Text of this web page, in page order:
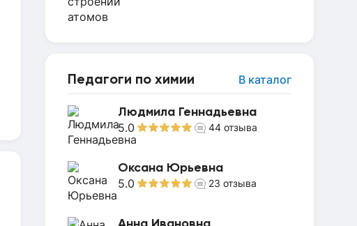
Педагоги по химии В каталог
Людмила Геннадьевна
5.0 44 отзыва
Оксана Юрьевна
5.0 23 отзыва